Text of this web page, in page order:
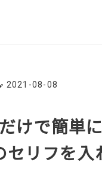
2021-08-08
けで簡単
リフを入